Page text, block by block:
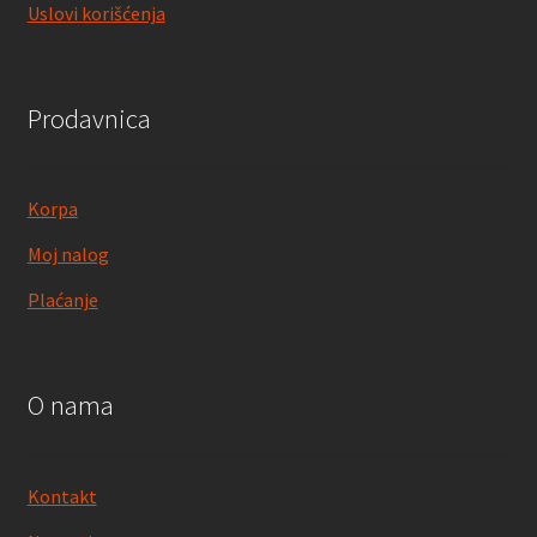
Uslovi korišćenja
Prodavnica
Korpa
Moj nalog
Plaćanje
O nama
Kontakt